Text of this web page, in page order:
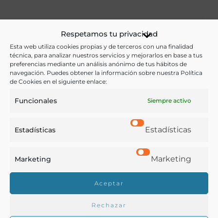
Respetamos tu privacidad
Esta web utiliza cookies propias y de terceros con una finalidad
técnica, para analizar nuestros servicios y mejorarlos en base a tus
preferencias mediante un análisis anónimo de tus hábitos de
navegación. Puedes obtener la información sobre nuestra Política
de Cookies en el siguiente enlace:
Funcionales Siempre activo
Estadísticas Estadísticas
Marketing Marketing
Aceptar
Rechazar
Ver más libros de estas materias:
Agricultura ,Economía y Comercio
Ver más libros con las palabras clave:
Agricultura ,
COMPARTIR
Buscar en la biblioteca